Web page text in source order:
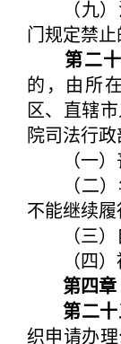
（九）
门规定禁止
第二
的，由所
区、直辖
院司法行政
（一）丧
（二）
不能继续履
（三）自
（四）被
第四章
第二
织申请办